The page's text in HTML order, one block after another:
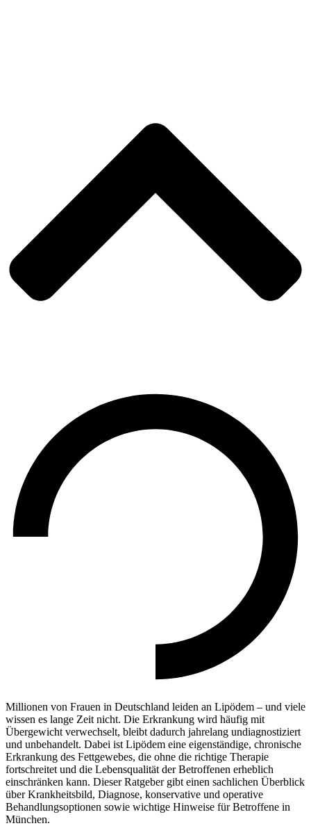
Millionen von Frauen in Deutschland leiden an Lipödem – und viele
wissen es lange Zeit nicht. Die Erkrankung wird häufig mit
Übergewicht verwechselt, bleibt dadurch jahrelang undiagnostiziert
und unbehandelt. Dabei ist Lipödem eine eigenständige, chronische
Erkrankung des Fettgewebes, die ohne die richtige Therapie
fortschreitet und die Lebensqualität der Betroffenen erheblich
einschränken kann. Dieser Ratgeber gibt einen sachlichen Überblick
über Krankheitsbild, Diagnose, konservative und operative
Behandlungsoptionen sowie wichtige Hinweise für Betroffene in
München.